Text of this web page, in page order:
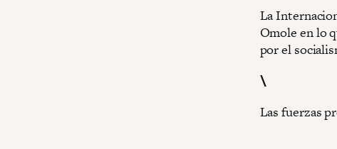
La
Omole en lo
por el
\
Las fuerzas